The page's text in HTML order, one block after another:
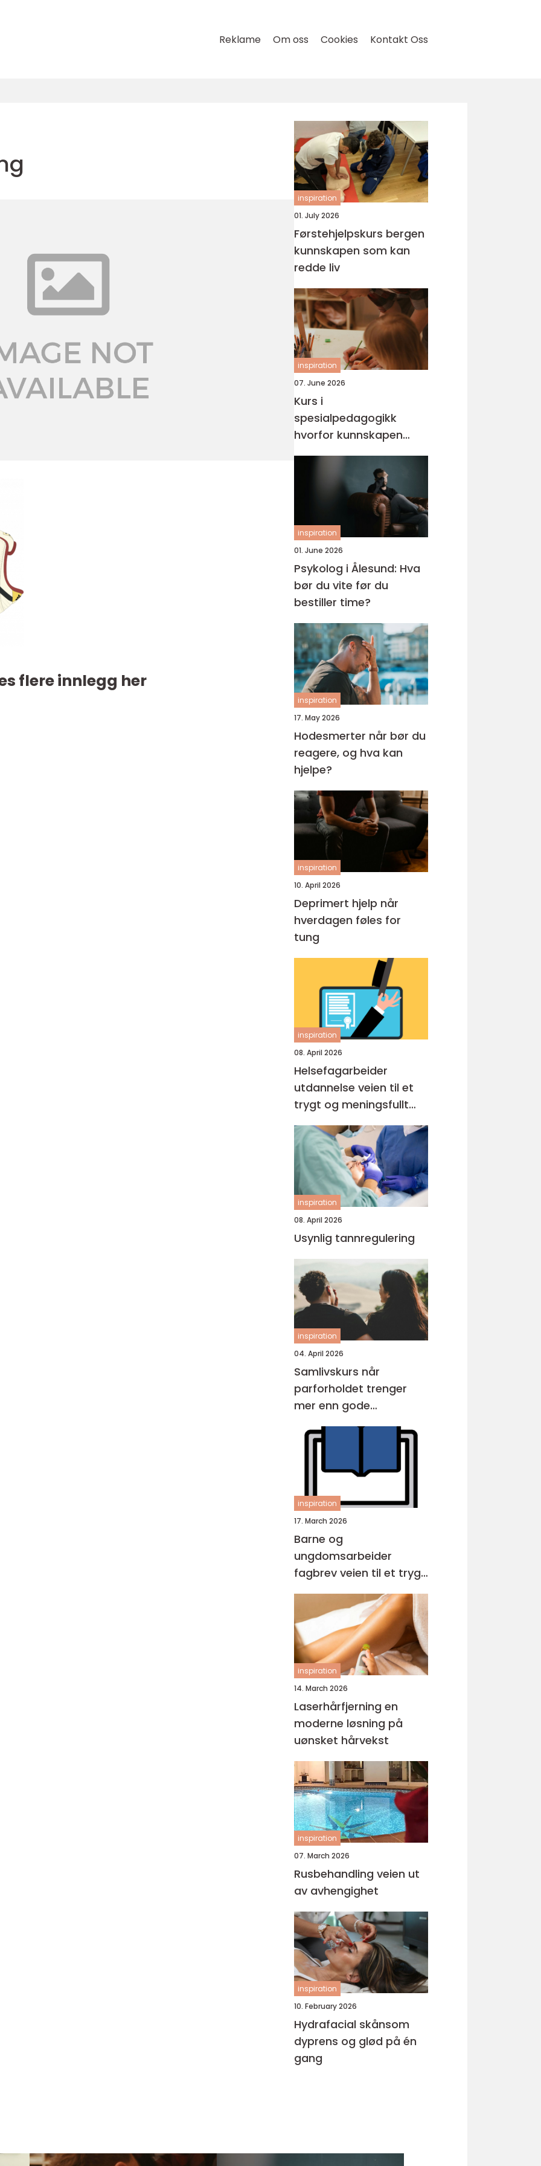
Reklame Om oss Cookies Kontakt Oss
flere innlegg her
inspiration
01. July 2026
Førstehjelpskurs bergen
kunnskapen som kan
redde liv
inspiration
07. June 2026
Kurs i
spesialpedagogikk
hvorfor kunnskapen
trengs mer enn noen
inspiration
01. June 2026
Psykolog i Ålesund: Hva
bør du vite før du
bestiller time?
inspiration
17. May 2026
Hodesmerter når bør du
reagere, og hva kan
hjelpe?
inspiration
10. April 2026
Deprimert hjelp når
hverdagen føles for
tung
inspiration
08. April 2026
Helsefagarbeider
utdannelse veien til et
trygt og meningsfullt
yrke
inspiration
08. April 2026
Usynlig tannregulering
inspiration
04. April 2026
Samlivskurs når
parforholdet trenger
mer enn gode
intensjoner
inspiration
17. March 2026
Barne og
ungdomsarbeider
fagbrev veien til et trygt
og viktig yrke
inspiration
14. March 2026
Laserhårfjerning en
moderne løsning på
uønsket hårvekst
inspiration
07. March 2026
Rusbehandling veien ut
av avhengighet
inspiration
10. February 2026
Hydrafacial skånsom
dyprens og glød på én
gang